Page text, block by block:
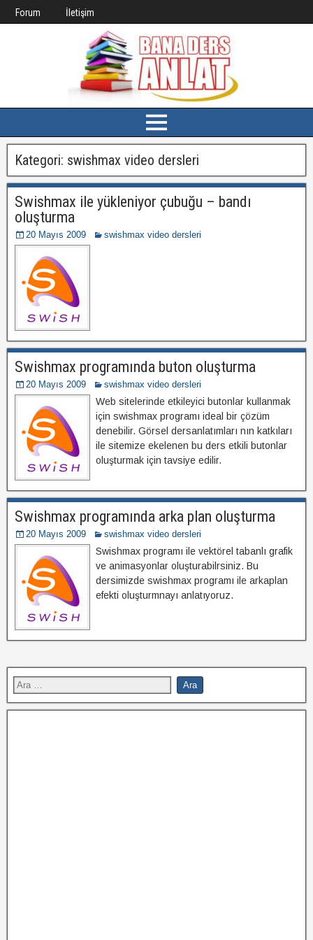
Forum İletişim
Kategori: swishmax video dersleri
Swishmax ile yükleniyor çubuğu – bandı
oluşturma
20 Mayıs 2009 swishmax video dersleri
Swishmax programında buton oluşturma
20 Mayıs 2009 swishmax video dersleri
Web sitelerinde etkileyici butonlar kullanmak
için swishmax programı ideal bir çözüm
denebilir. Görsel dersanlatımları nın katkıları
ile sitemize ekelenen bu ders etkili butonlar
oluşturmak için tavsiye edilir.
Swishmax programında arka plan oluşturma
20 Mayıs 2009 swishmax video dersleri
Swishmax programı ile vektörel tabanlı grafik
ve animasyonlar oluşturabilrsiniz. Bu
dersimizde swishmax programı ile arkaplan
efekti oluşturmnayı anlatıyoruz.